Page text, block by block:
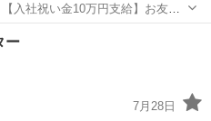
入社祝い金10万円支給】お友達
日＆休出なしでプライベート充
◎自社正社員登用制度あり★1食
ー
7月28日